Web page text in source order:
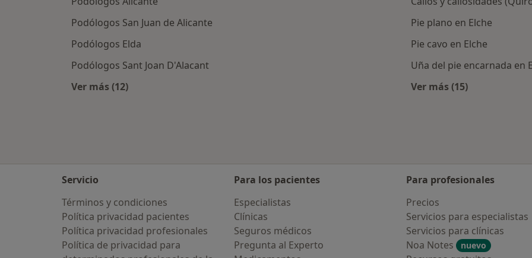
Podólogos San Juan de Alicante
Podólogos Elda
Podólogos Sant Joan D'Alacant
Ver más (12)
Pie plano en Elche
Pie cavo en Elche
Uña del pie encarnada en
Ver más (15)
Servicio
Términos y condiciones
Política privacidad pacientes
Política privacidad profesionales
Política de privacidad para
Para los pacientes
Especialistas
Clínicas
Seguros médicos
Pregunta al Experto
Para profesionales
Precios
Servicios para especialistas
Servicios para clínicas
Noa Notes
nuevo